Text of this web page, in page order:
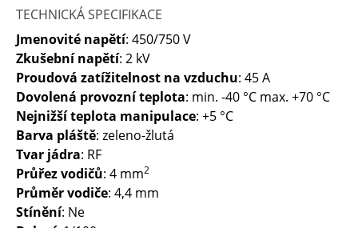
TECHNICKÁ SPECIFIKACE
Jmenovité napětí: 450/750 V
Zkušební napětí: 2 kV
Proudová zatížitelnost na vzduchu: 45 A
Dovolená provozní teplota: min. -40 °C max. +70 °C
Nejnižší teplota manipulace: +5 °C
Barva pláště: zeleno-žlutá
Tvar jádra: RF
Průřez vodičů: 4 mm2
Průměr vodiče: 4,4 mm
Stínění: Ne